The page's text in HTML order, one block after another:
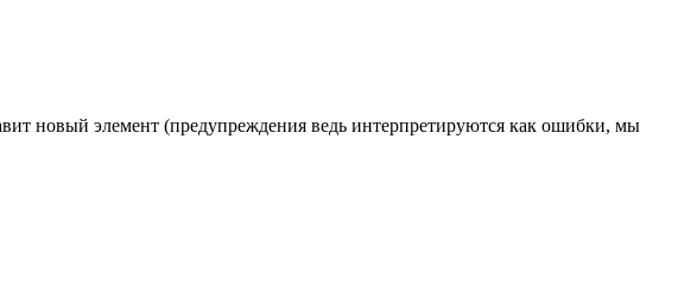
новый элемент (предупреждения ведь интерпретируются как ошибки, мы